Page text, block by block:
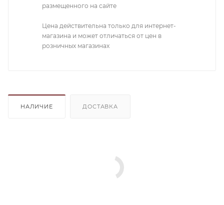
размещенного на сайте
Цена действительна только для интернет-
магазина и может отличаться от цен в
розничных магазинах
НАЛИЧИЕ ДОСТАВКА